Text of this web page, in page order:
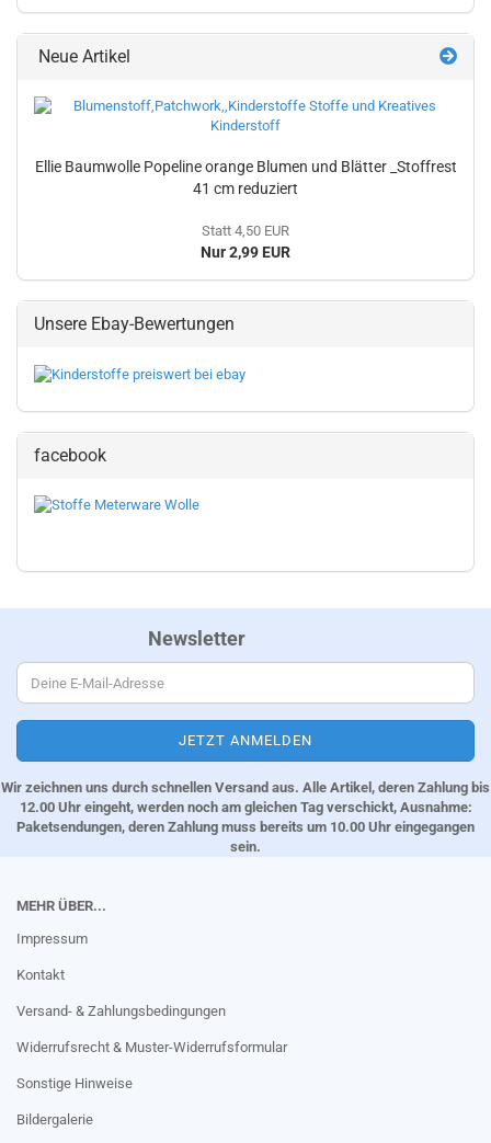
Neue Artikel
Ellie Baumwolle Popeline orange Blumen und Blätter _Stoffrest
41 cm reduziert
Statt 4,50 EUR
Nur 2,99 EUR
Unsere Ebay-Bewertungen
facebook
Newsletter
Wir zeichnen uns durch schnellen Versand aus. Alle Artikel, deren Zahlung bis
12.00 Uhr eingeht, werden noch am gleichen Tag verschickt, Ausnahme:
Paketsendungen, deren Zahlung muss bereits um 10.00 Uhr eingegangen
sein.
MEHR ÜBER...
Impressum
Kontakt
Versand- & Zahlungsbedingungen
Widerrufsrecht & Muster-Widerrufsformular
Sonstige Hinweise
Bildergalerie